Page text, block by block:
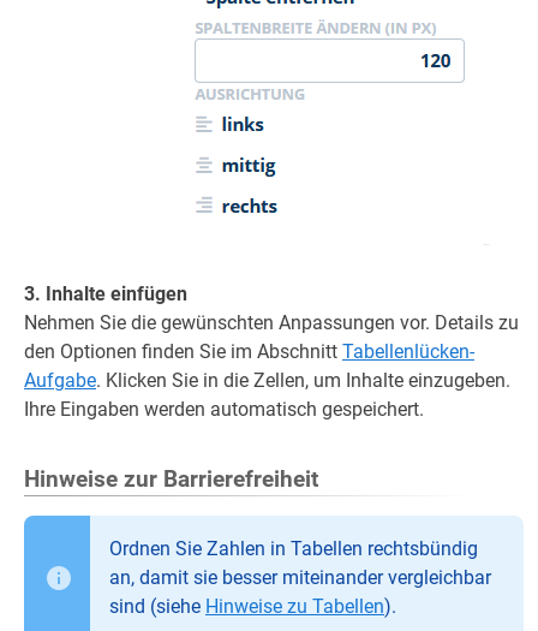
3. Inhalte einfügen
Nehmen Sie die gewünschten Anpassungen vor. Details zu
den Optionen finden Sie im Abschnitt Tabellenlücken-
Aufgabe. Klicken Sie in die Zellen, um Inhalte einzugeben.
Ihre Eingaben werden automatisch gespeichert.
Hinweise zur Barrierefreiheit
Ordnen Sie Zahlen in Tabellen rechtsbündig
an, damit sie besser miteinander vergleichbar
sind (siehe Hinweise zu Tabellen).